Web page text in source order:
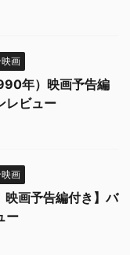
画
年）映画予告編
レビュー
画
映画予告編付き】バ
ー